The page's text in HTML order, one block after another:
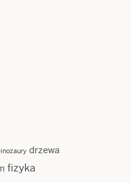
drzewa
fizyka